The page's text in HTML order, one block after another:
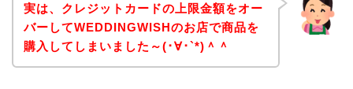
実は、クレジットカードの上限金額をオー
バーしてWEDDINGWISHのお店で商品を
購入してしまいました～(･∀･`*)＾＾